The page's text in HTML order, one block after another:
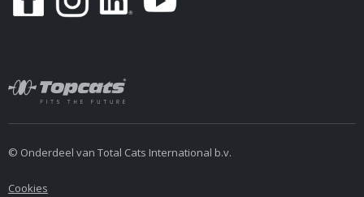
© Onderdeel van Total Cats International b.v.
Cookies